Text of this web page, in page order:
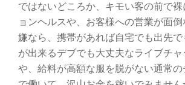
ではないどころか、キモい客の前で
ョンヘルスや、お客様への営業が面
嫌なら、携帯があれば自宅でも出先
が出来るデブでも大丈夫なライブチ
や、給料が高額な服を脱がない通常の